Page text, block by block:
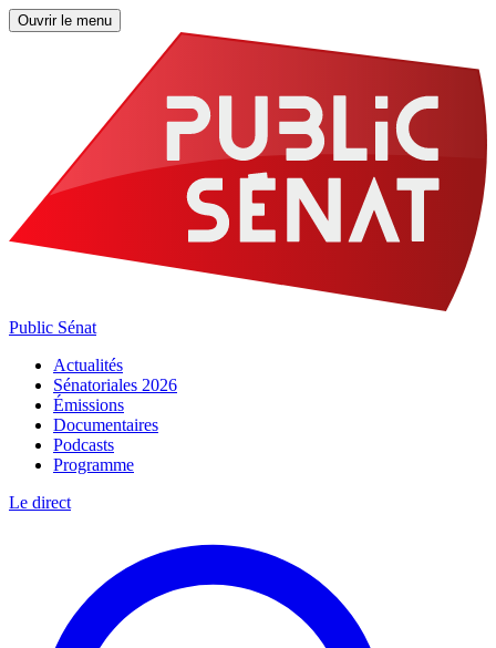
Ouvrir le menu
Public Sénat
Actualités
Sénatoriales 2026
Émissions
Documentaires
Podcasts
Programme
Le direct